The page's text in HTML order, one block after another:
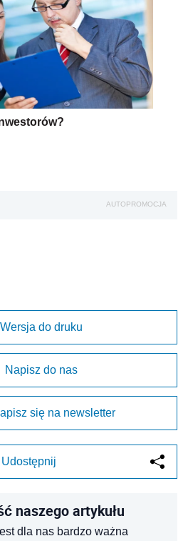
AUTOPROMOCJA
Wersja do druku
Napisz do nas
się na newsletter
Udostępnij
naszego artykułu
dla nas bardzo ważna